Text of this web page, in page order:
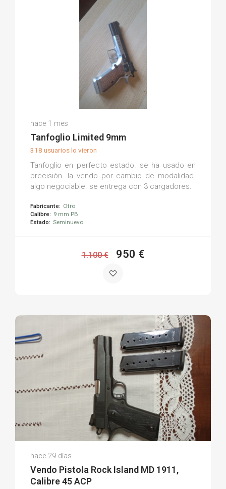
(0)
hace 1 mes
Tanfoglio Limited 9mm
318 usuarios lo vieron
Tanfoglio en perfecto estado. se ha usado en
precisión. la vendo por cambio de modalidad.
algo negociable. se entrega con 3 cargadores.
Fabricante: Otro
Calibre: 9 mm PB
Estado: Seminuevo
1.100 € 950 €
Francisco M.
(0)
hace 29 días
Vendo Pistola Rock Island MD 1911,
Calibre 45 ACP